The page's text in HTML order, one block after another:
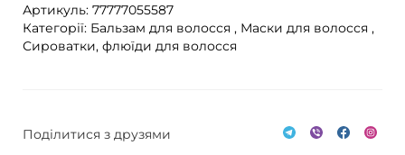
Артикуль: 77777055587
Категорії: Бальзам для волосся , Маски для волосся ,
Сироватки, флюїди для волосся
Поділитися з друзями